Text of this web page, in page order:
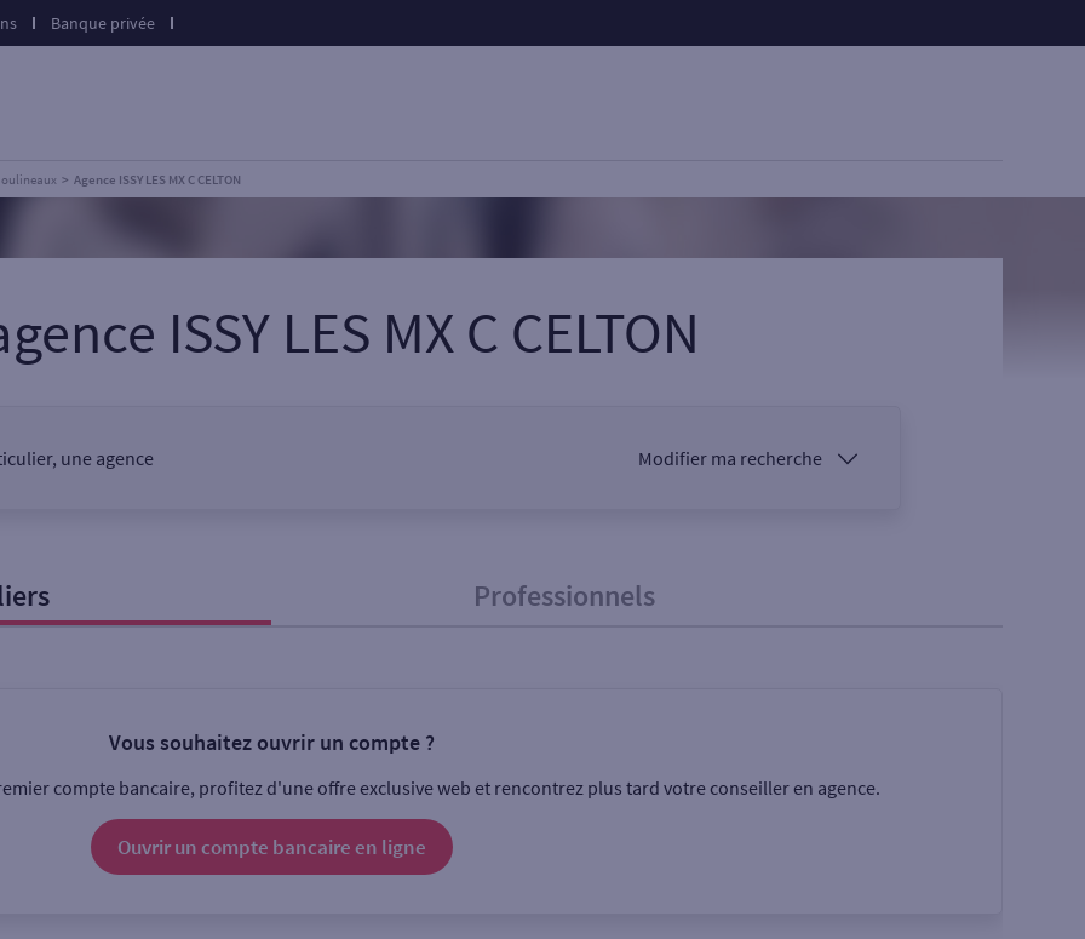
Banque privée
Agence ISSY LES MX C CELTON
ISSY LES MX C CELTON
une agence Modifier ma recherche
Ouverte le lundi Coffre-fort
Professionnels
Vous souhaitez ouvrir un compte ?
compte bancaire, profitez d'une offre exclusive web et rencontrez plus tard votre conseiller en agence.
Ouvrir un compte bancaire en ligne